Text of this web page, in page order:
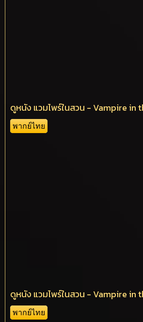
ดูหนัง แวมไพร์ในสวน - Vampire in
พากย์ไทย
ดูหนัง แวมไพร์ในสวน - Vampire in
พากย์ไทย